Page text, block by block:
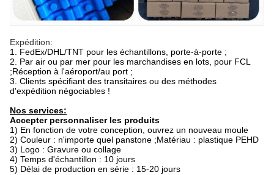
Expédition:
1. FedEx/DHL/TNT pour les échantillons, porte-à-porte ;
2. Par air ou par mer pour les marchandises en lots, pour FCL
;Réception à l'aéroport/au port ;
3. Clients spécifiant des transitaires ou des méthodes
d'expédition négociables !
Nos services:
Accepter personnaliser les produits
1) En fonction de votre conception, ouvrez un nouveau moule
2) Couleur : n'importe quel panstone ;Matériau : plastique PEHD
3) Logo : Gravure ou collage
4) Temps d'échantillon : 10 jours
5) Délai de production en série : 15-20 jours